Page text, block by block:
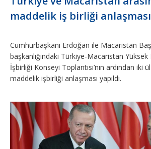
maddelik iş birliği
Cumhurbaşkanı Erdoğan ile Macaristan
başkanlığındaki Türkiye-Macaristan
İşbirliği Konseyi Toplantısı’nın ardından iki
maddelik işbirliği anlaşması yapıldı.